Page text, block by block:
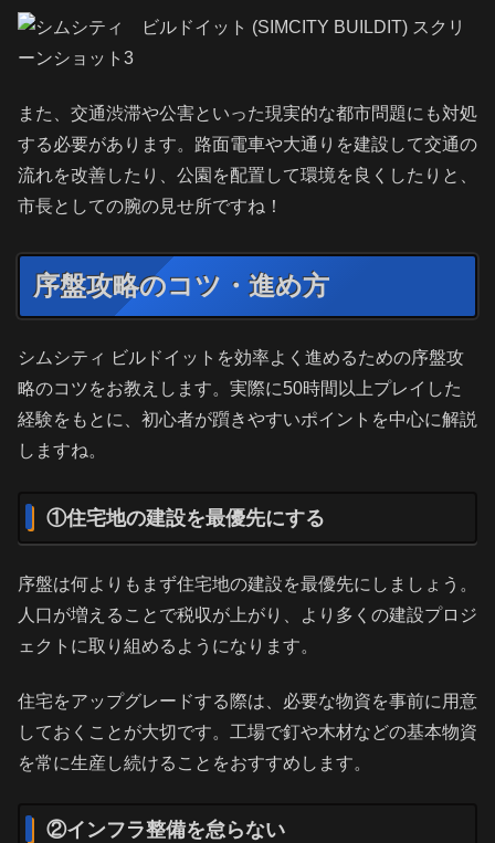
また、交通渋滞や公害といった現実的な都市問題にも対処
する必要があります。路面電車や大通りを建設して交通の
流れを改善したり、公園を配置して環境を良くしたりと、
市長としての腕の見せ所ですね！
序盤攻略のコツ・進め方
シムシティ ビルドイットを効率よく進めるための序盤攻
略のコツをお教えします。実際に50時間以上プレイした
経験をもとに、初心者が躓きやすいポイントを中心に解説
しますね。
①住宅地の建設を最優先にする
序盤は何よりもまず住宅地の建設を最優先にしましょう。
人口が増えることで税収が上がり、より多くの建設プロジ
ェクトに取り組めるようになります。
住宅をアップグレードする際は、必要な物資を事前に用意
しておくことが大切です。工場で釘や木材などの基本物資
を常に生産し続けることをおすすめします。
②インフラ整備を怠らない